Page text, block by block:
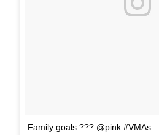
Family goals ??? @pink #VMAs